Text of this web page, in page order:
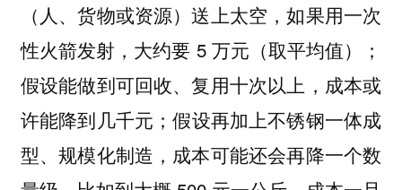
（人、货物或资源）送上太空，如果用一次
性火箭发射，大约要 5 万元（取平均值）；
假设能做到可回收、复用十次以上，成本或
许能降到几千元；假设再加上不锈钢一体成
型、规模化制造，成本可能还会再降一个数